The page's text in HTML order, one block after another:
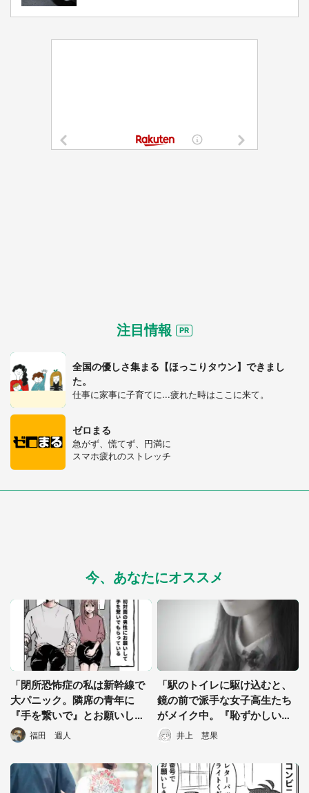
選択する
注目情報
全国の優しさ集まる【ほっこりタウン】できまし
た。
仕事に家事に子育てに...疲れた時はここに来て。
ゼロまる
急がず、慌てず、円満に
スマホ疲れのストレッチ
今、あなたにオススメ
「閉所恐怖症の私は新幹線で
大パニック。隣席の青年に
『手を繋いで』とお願いした
ら...」 体験談に8万人感動
福田 週人
「駅のトイレに駆け込むと、
鏡の前で派手な女子高生たち
がメイク中。『恥ずかしい
な』と思いつつ個室に入った
性）
井上 慧果